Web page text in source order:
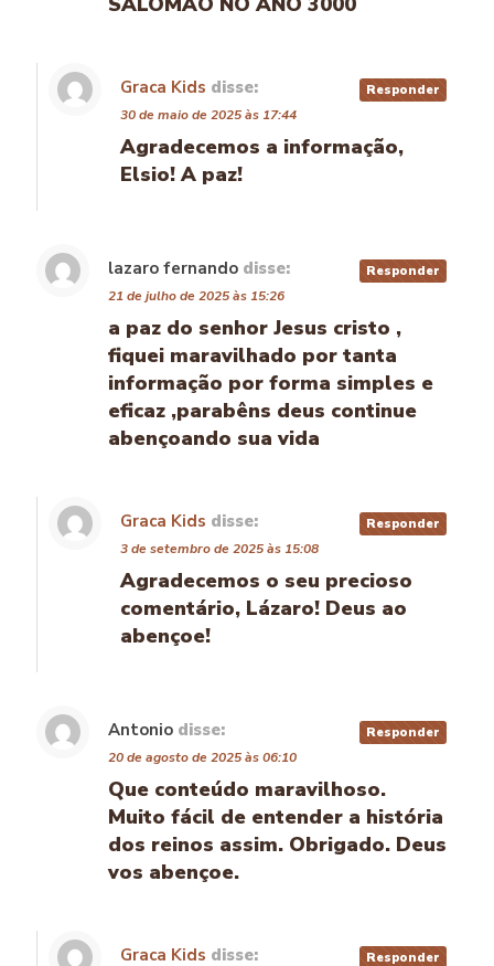
Graca Kids disse:
30 de maio de 2025 às 17:44
Agradecemos a informação,
Elsio! A paz!
Responder
lazaro fernando disse:
21 de julho de 2025 às 15:26
a paz do senhor Jesus cristo ,
fiquei maravilhado por tanta
informação por forma simples e
eficaz ,parabêns deus continue
abençoando sua vida
Responder
Graca Kids disse:
3 de setembro de 2025 às 15:08
Agradecemos o seu precioso
comentário, Lázaro! Deus ao
abençoe!
Responder
Antonio disse:
20 de agosto de 2025 às 06:10
Que conteúdo maravilhoso.
Muito fácil de entender a história
dos reinos assim. Obrigado. Deus
vos abençoe.
Responder
Graca Kids disse: Responder